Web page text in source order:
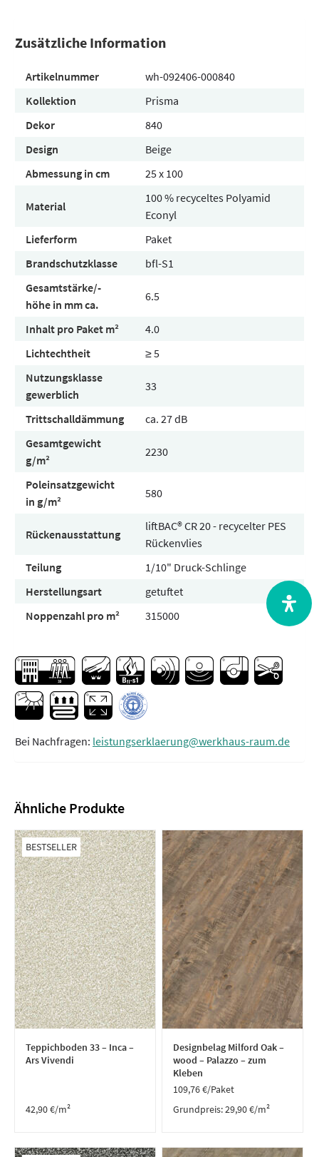
Zusätzliche Information
Artikelnummer
wh-092406-000840
Kollektion
Prisma
Dekor
840
Design
Beige
Abmessung in cm
25 x 100
Material
100 % recyceltes Polyamid
Econyl
Lieferform
Paket
Brandschutzklasse
bfl-S1
Gesamtstärke/-
höhe in mm ca.
6.5
Inhalt pro Paket m²
4.0
Lichtechtheit
≥ 5
Nutzungsklasse
gewerblich
33
Trittschalldämmung
ca. 27 dB
Gesamtgewicht
g/m²
2230
Poleinsatzgewicht
in g/m²
580
Rückenausstattung
liftBAC® CR 20 - recycelter PES
Rückenvlies
Teilung
1/10" Druck-Schlinge
Herstellungsart
getuftet
Noppenzahl pro m²
315000
Bei Nachfragen: leistungserklaerung@werkhaus-raum.de
Ähnliche Produkte
BESTSELLER
Teppichboden 33 – Inca –
Ars Vivendi
42,90€/m²
Designbelag Milford Oak –
wood – Palazzo – zum
Kleben
109,76€/Paket
Grundpreis:29,90€/m²